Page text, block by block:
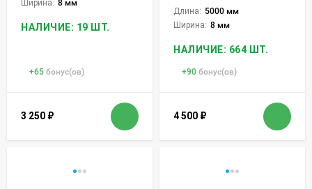
Ширина: 8 мм
НАЛИЧИЕ: 19 ШТ.
+65 бонус(ов)
3 250 ₽
Длина: 5000 мм
Ширина: 8 мм
НАЛИЧИЕ: 664 ШТ.
+90 бонус(ов)
4 500 ₽